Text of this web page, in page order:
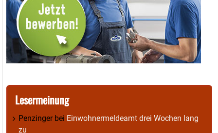
Lesermeinung
Penzingerbei Einwohnermeldeamt drei Wochen lang
zu